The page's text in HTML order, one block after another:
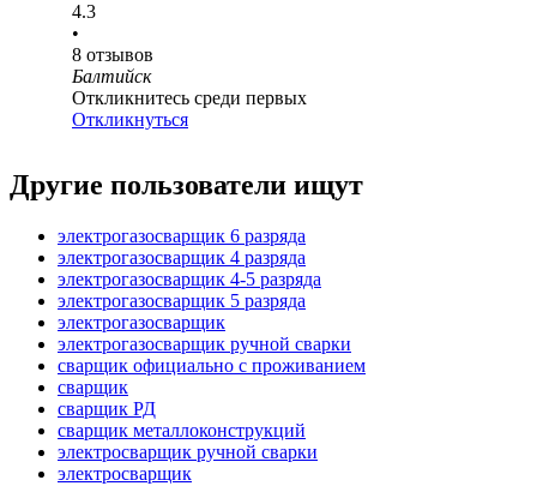
4.3
•
8 отзывов
Балтийск
Откликнитесь среди первых
Откликнуться
Другие пользователи ищут
электрогазосварщик 6 разряда
электрогазосварщик 4 разряда
электрогазосварщик 4-5 разряда
электрогазосварщик 5 разряда
электрогазосварщик
электрогазосварщик ручной сварки
сварщик официально с проживанием
сварщик
сварщик РД
сварщик металлоконструкций
электросварщик ручной сварки
электросварщик